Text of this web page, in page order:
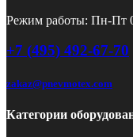
Режим работы: Пн-Пт
+7 (495) 492-67-70
zakaz@pnevmotex.com
Категории